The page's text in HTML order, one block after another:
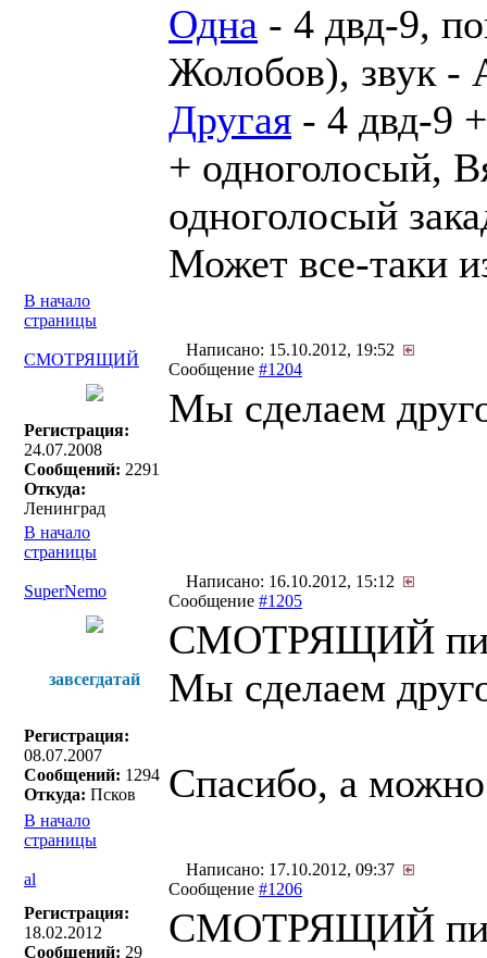
Одна - 4 двд-9,
Жолобов), звук -
Другая - 4 двд-9
+ одноголосый,
одноголосый
Может все-таки
В начало
страницы
СМОТРЯЩИЙ
Написано: 15.10.2012, 19:52
Сообщение #1204
Регистрация:
24.07.2008
Сообщений: 2291
Откуда:
Ленинград
Мы сделаем
В начало
страницы
SuperNemo
Написано: 16.10.2012, 15:12
Сообщение #1205
завсегдатай
Регистрация:
08.07.2007
Сообщений: 1294
Откуда: Псков
СМОТРЯЩИЙ
Мы сделаем
Спасибо, а можно
В начало
страницы
al
Написано: 17.10.2012, 09:37
Сообщение #1206
Регистрация:
18.02.2012
Сообщений: 29
СМОТРЯЩИЙ